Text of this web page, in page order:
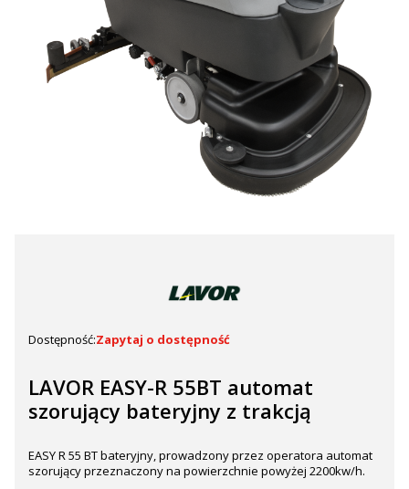
Dostępność:Zapytaj o dostępność
LAVOR EASY-R 55BT automat
szorujący bateryjny z trakcją
EASY R 55 BT bateryjny, prowadzony przez operatora automat
szorujący przeznaczony na powierzchnie powyżej 2200kw/h.